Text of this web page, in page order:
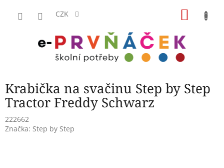
CZK
Krabička na svačinu Step by Step
Tractor Freddy Schwarz
222662
Značka: Step by Step